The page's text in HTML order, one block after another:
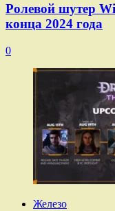
Ролевой шутер
конца 2024 года
0
Железо